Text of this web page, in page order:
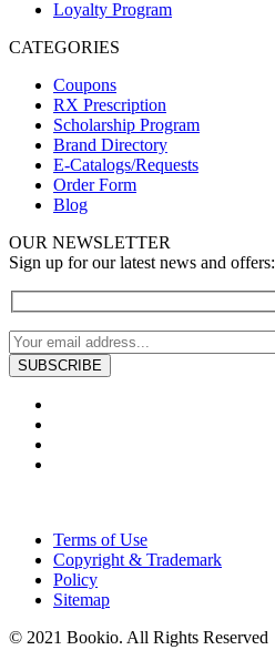
Loyalty Program
CATEGORIES
Coupons
RX Prescription
Scholarship Program
Brand Directory
E-Catalogs/Requests
Order Form
Blog
OUR NEWSLETTER
Sign up for our latest news and offers:
Terms of Use
Copyright & Trademark
Policy
Sitemap
© 2021 Bookio. All Rights Reserved